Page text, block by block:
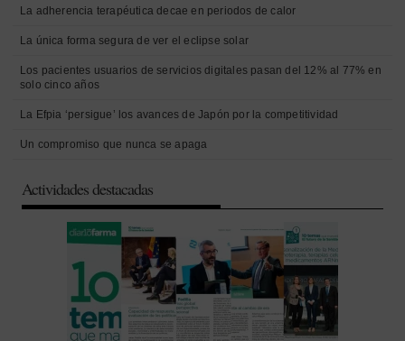
La adherencia terapéutica decae en periodos de calor
La única forma segura de ver el eclipse solar
Los pacientes usuarios de servicios digitales pasan del 12% al 77% en
solo cinco años
La Efpia ‘persigue’ los avances de Japón por la competitividad
Un compromiso que nunca se apaga
Actividades destacadas